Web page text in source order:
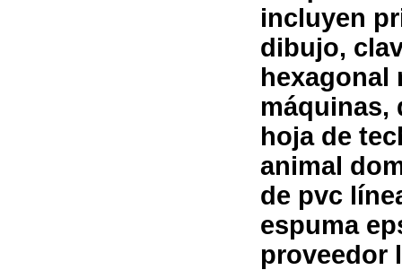
incluyen
dibujo,
hexagonal
máquinas,
hoja de
animal
de pvc
espuma
proveedor